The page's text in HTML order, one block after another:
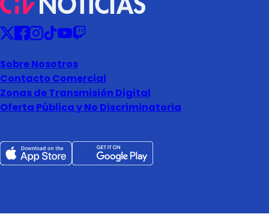
Sobre Nosotros
Contacto Comercial
Zonas de Transmisión Digital
Oferta Pública y No Discriminatoria